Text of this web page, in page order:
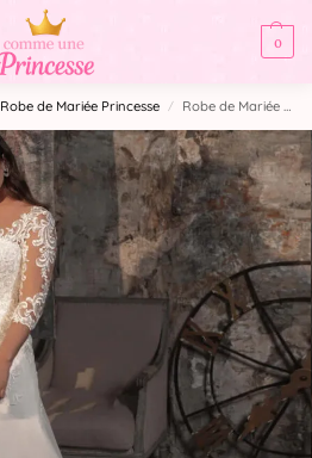
0
Robe de Mariée Princesse / Robe de Mariée Princesse Grande Taille